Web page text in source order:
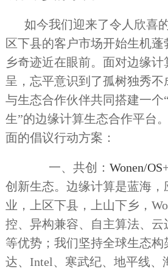
如今我们迎来了令人欣喜
区下县的客户市场开始生机
乡奇迹近在眼前。面对边缘
呈，忘平意识到了孤树独秀不
与生态合作伙伴共同搭建一个
生”的边缘计算生态合作平台
面的倡议行动方案：
一、共创： Wonen/OS
创新生态。边缘计算是蓝海，
业，上区下县，上山下乡，
控、异构兼容、自主算法、云
等优势；我们坚持全球生态
达、Intel、寒武纪、地平线、